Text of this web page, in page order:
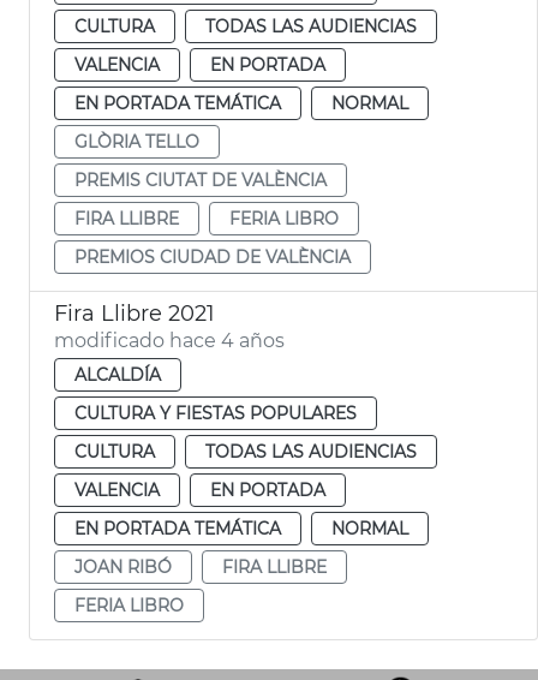
CULTURA
TODAS LAS AUDIENCIAS
VALENCIA
EN PORTADA
EN PORTADA TEMÁTICA
NORMAL
GLÒRIA TELLO
PREMIS CIUTAT DE VALÈNCIA
FIRA LLIBRE
FERIA LIBRO
PREMIOS CIUDAD DE VALÈNCIA
Fira Llibre 2021
modificado hace 4 años
ALCALDÍA
CULTURA Y FIESTAS POPULARES
CULTURA
TODAS LAS AUDIENCIAS
VALENCIA
EN PORTADA
EN PORTADA TEMÁTICA
NORMAL
JOAN RIBÓ
FIRA LLIBRE
FERIA LIBRO